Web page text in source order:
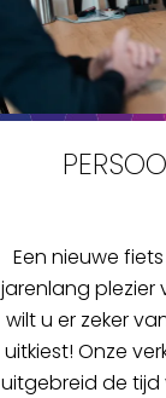
Een nieuwe
jarenlang plezier
wilt u er zeker
uitkiest! Onze
uitgebreid de